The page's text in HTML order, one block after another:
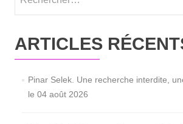
ARTICLES
Pinar Selek. Une recherche interdite,
le 04 août 2026